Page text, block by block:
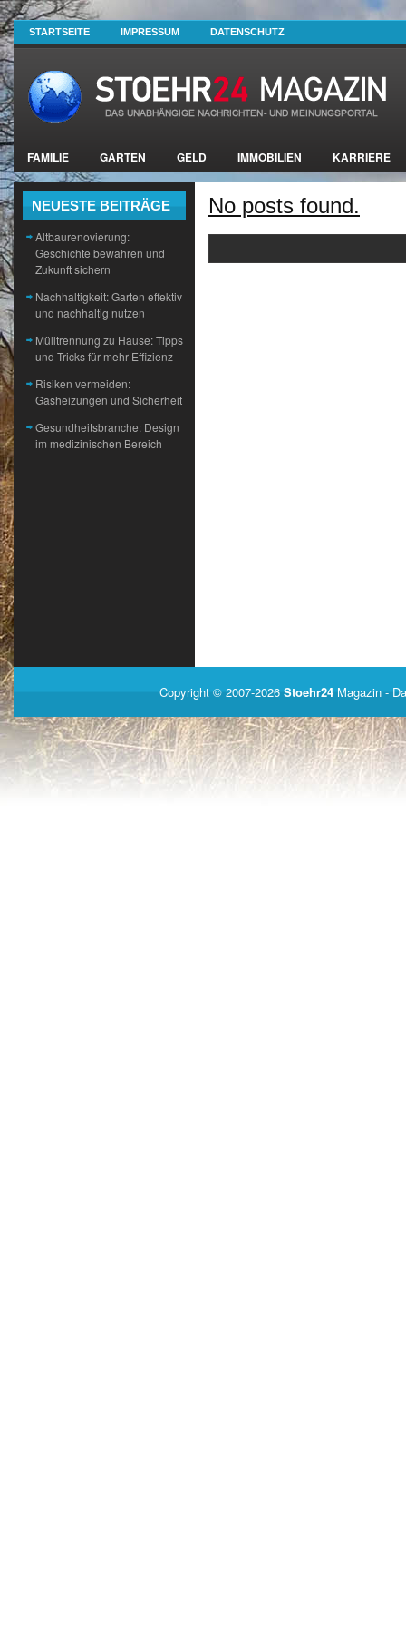
STARTSEITE IMPRESSUM DATENSCHUTZ
FAMILIE GARTEN GELD IMMOBILIEN KARRIERE
NEUESTE BEITRÄGE
Altbaurenovierung:
Geschichte bewahren und
Zukunft sichern
Nachhaltigkeit: Garten effektiv
und nachhaltig nutzen
Mülltrennung zu Hause: Tipps
und Tricks für mehr Effizienz
Risiken vermeiden:
Gasheizungen und Sicherheit
Gesundheitsbranche: Design
im medizinischen Bereich
No posts found.
Copyright © 2007-2026 Stoehr24 Magazin -